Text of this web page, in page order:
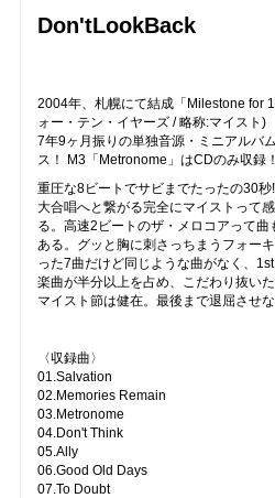
Don'tLookBack
2004年、札幌にて結成「Milestone for
ォー・テン・イヤーズ / 略称:マイスト)
7年9ヶ月振りの単独音源・ミニアルバ
ス！ M3「Metronome」はCDのみ収録！
重圧な8ビートでサビまでたったの30
大合唱へと繋がる完全にマイストって
る。高速2ビートのザ・メロコアって
ある。グッと胸に刺さっちまうフォー
った7曲だけど同じような曲がなく、
楽曲が半分以上を占め、こだわり抜い
マイスト節は健在。最後まで退屈させな
〈収録曲〉
01.Salvation
02.Memories Remain
03.Metronome
04.Don't Think
05.Ally
06.Good Old Days
07.To Doubt